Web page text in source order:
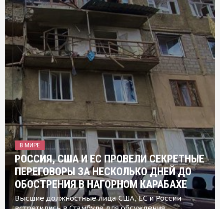
В МИРЕ
РОССИЯ, США И ЕС ПРОВЕЛИ СЕКРЕТНЫЕ
ПЕРЕГОВОРЫ ЗА НЕСКОЛЬКО ДНЕЙ ДО
ОБОСТРЕНИЯ В НАГОРНОМ КАРАБАХЕ
Высшие должностные лица США, ЕС и России